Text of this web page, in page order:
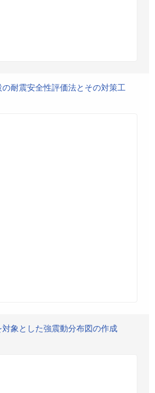
耐震安全性評価法とその対策工
象とした強震動分布図の作成